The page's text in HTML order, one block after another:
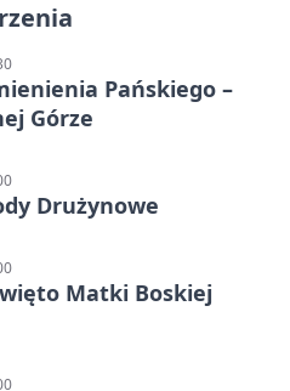
Pańskiego –
Górze
Drużynowe
Matki Boskiej